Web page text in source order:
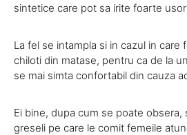
sintetice care pot sa irite foarte
La fel se intampla si in cazul in care
chiloti din matase, pentru ca de la
se mai simta confortabil din cauza
Ei bine, dupa cum se poate
greseli pe care le comit femeile